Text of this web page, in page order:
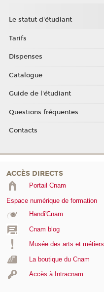
Le statut d'étudiant
Tarifs
Dispenses
Catalogue
Guide de l'étudiant
Questions fréquentes
Contacts
ACCÈS DIRECTS
Portail Cnam
Espace numérique de formation
Handi'Cnam
Cnam blog
Musée des arts et métiers
La boutique du Cnam
Accès à Intracnam